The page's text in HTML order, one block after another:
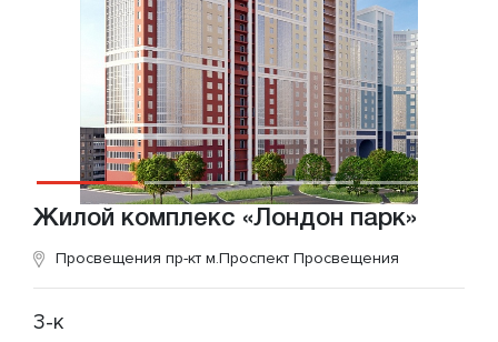
Жилой комплекс «Лондон парк»
Просвещения пр-кт м.Проспект Просвещения
3-к